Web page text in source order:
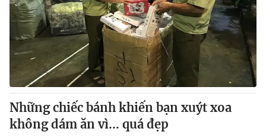
VTV Money VTV Thể thao
VTV Sức khoẻ Bất động sản
Thị trường 24h Tấm lòng Việt
VTV4 Vươn mình bằng AI
Những chiếc bánh khiến bạn xuýt xoa
không dám ăn vì... quá đẹp